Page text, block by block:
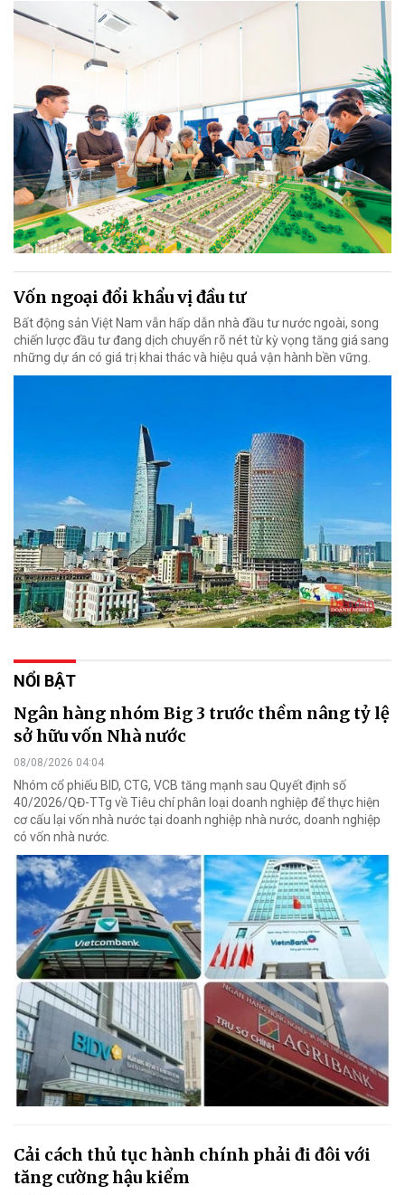
Vốn ngoại đổi khẩu vị đầu tư
Bất động sản Việt Nam vẫn hấp dẫn nhà đầu tư nước ngoài, song
chiến lược đầu tư đang dịch chuyển rõ nét từ kỳ vọng tăng giá sang
những dự án có giá trị khai thác và hiệu quả vận hành bền vững.
NỔI BẬT
Ngân hàng nhóm Big 3 trước thềm nâng tỷ lệ
sở hữu vốn Nhà nước
08/08/2026 04:04
Nhóm cổ phiếu BID, CTG, VCB tăng mạnh sau Quyết định số
40/2026/QĐ-TTg về Tiêu chí phân loại doanh nghiệp để thực hiện
cơ cấu lại vốn nhà nước tại doanh nghiệp nhà nước, doanh nghiệp
có vốn nhà nước.
Cải cách thủ tục hành chính phải đi đôi với
tăng cường hậu kiểm